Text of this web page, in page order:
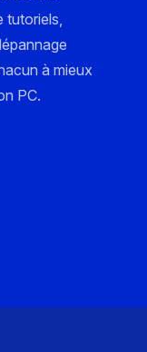
à mieux
PC.